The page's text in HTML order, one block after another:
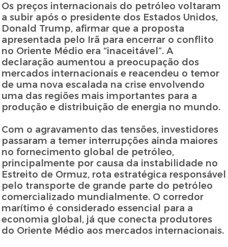
Os preços internacionais do petróleo voltaram
a subir após o presidente dos Estados Unidos,
Donald Trump, afirmar que a proposta
apresentada pelo Irã para encerrar o conflito
no Oriente Médio era “inaceitável”. A
declaração aumentou a preocupação dos
mercados internacionais e reacendeu o temor
de uma nova escalada na crise envolvendo
uma das regiões mais importantes para a
produção e distribuição de energia no mundo.
Com o agravamento das tensões, investidores
passaram a temer interrupções ainda maiores
no fornecimento global de petróleo,
principalmente por causa da instabilidade no
Estreito de Ormuz, rota estratégica responsável
pelo transporte de grande parte do petróleo
comercializado mundialmente. O corredor
marítimo é considerado essencial para a
economia global, já que conecta produtores
do Oriente Médio aos mercados internacionais.